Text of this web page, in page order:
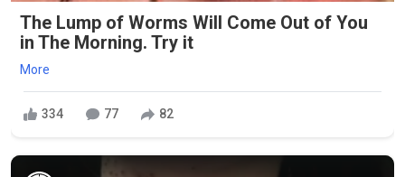
The Lump of Worms Will Come Out of You
in The Morning. Try it
More
334 77 82